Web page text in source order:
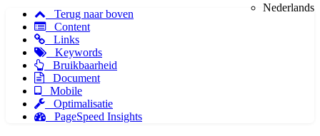
Nederlands
Terug naar boven
Content
Links
Keywords
Bruikbaarheid
Document
Mobile
Optimalisatie
PageSpeed Insights